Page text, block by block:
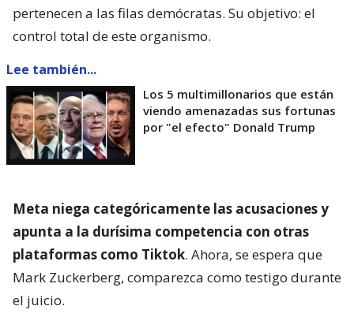
pertenecen a las filas demócratas. Su objetivo: el
control total de este organismo.
Lee también...
Los 5 multimillonarios que están
viendo amenazadas sus fortunas
por "el efecto" Donald Trump
Meta niega categóricamente las acusaciones y
apunta a la durísima competencia con otras
plataformas como Tiktok. Ahora, se espera que
Mark Zuckerberg, comparezca como testigo durante
el juicio.